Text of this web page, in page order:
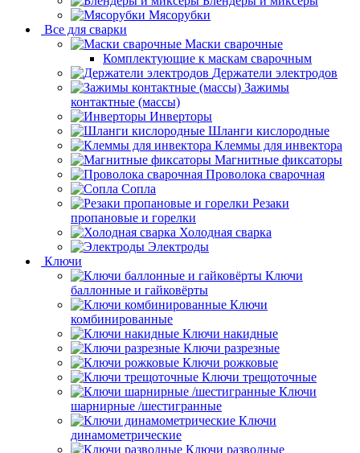
Мясорубки
Все для сварки
Маски сварочные
Комплектующие к маскам сварочным
Держатели электродов
Зажимы
контактные (массы)
Инверторы
Шланги кислородные
Клеммы для инвектора
Магнитные фиксаторы
Проволока сварочная
Сопла
Резаки
пропановые и горелки
Холодная сварка
Электроды
Ключи
Ключи
баллонные и гайковёрты
Ключи
комбинированные
Ключи накидные
Ключи разрезные
Ключи рожковые
Ключи трещоточные
Ключи
шарнирные /шестигранные
Ключи
динамометрические
Ключи разводные